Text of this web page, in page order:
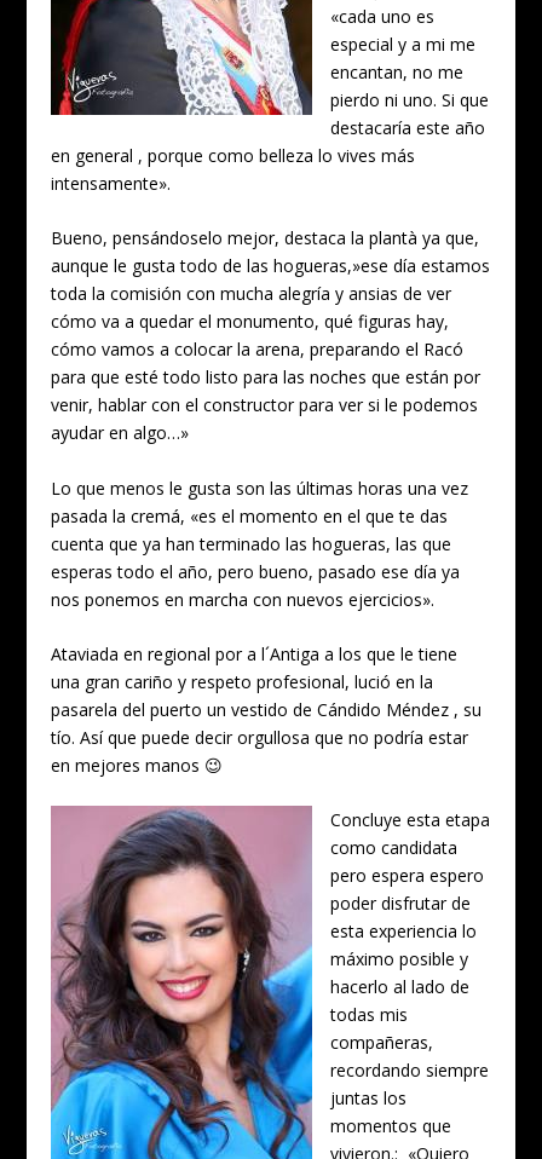
«cada uno es
especial y a mi me
encantan, no me
pierdo ni uno. Si que
destacaría este año
en general , porque como belleza lo vives más
intensamente».
Bueno, pensándoselo mejor, destaca la plantà ya que,
aunque le gusta todo de las hogueras,»ese día estamos
toda la comisión con mucha alegría y ansias de ver
cómo va a quedar el monumento, qué figuras hay,
cómo vamos a colocar la arena, preparando el Racó
para que esté todo listo para las noches que están por
venir, hablar con el constructor para ver si le podemos
ayudar en algo…»
Lo que menos le gusta son las últimas horas una vez
pasada la cremá, «es el momento en el que te das
cuenta que ya han terminado las hogueras, las que
esperas todo el año, pero bueno, pasado ese día ya
nos ponemos en marcha con nuevos ejercicios».
Ataviada en regional por a l´Antiga a los que le tiene
una gran cariño y respeto profesional, lució en la
pasarela del puerto un vestido de Cándido Méndez , su
tío. Así que puede decir orgullosa que no podría estar
en mejores manos 😉
Concluye esta etapa
como candidata
pero espera espero
poder disfrutar de
esta experiencia lo
máximo posible y
hacerlo al lado de
todas mis
compañeras,
recordando siempre
juntas los
momentos que
vivieron.: «Quiero